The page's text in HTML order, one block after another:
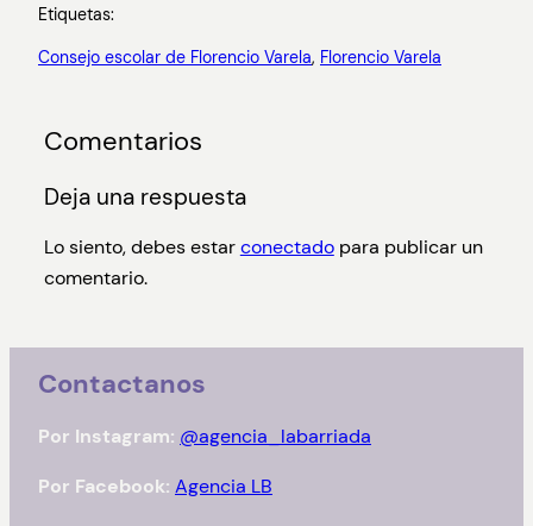
Etiquetas:
Consejo escolar de Florencio Varela, Florencio Varela
Comentarios
Deja una respuesta
Lo siento, debes estarconectadopara publicar un
comentario.
Contactanos
Por Instagram: @agencia_labarriada
Por Facebook: Agencia LB